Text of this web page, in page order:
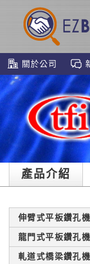
關於公司
產品介紹
伸臂式平板鑽孔機
龍門式平板鑽孔機
軋道式橋梁鑽孔機